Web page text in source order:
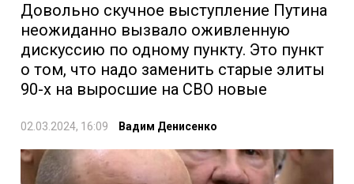
Довольно скучное выступление Путина
неожиданно вызвало оживленную
дискуссию по одному пункту. Это пункт
о том, что надо заменить старые элиты
90-х на выросшие на СВО новые
02.03.2024, 16:09 Вадим Денисенко